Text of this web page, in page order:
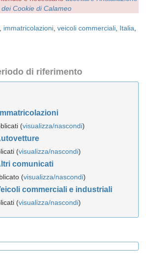
dei Cookie di Calameo
immatricolazioni veicoli commerciali Italia
di riferimento
Immatricolazioni
(visualizza/nascondi)
(visualizza/nascondi)
comunicati
(visualizza/nascondi)
commerciali e industriali
(visualizza/nascondi)